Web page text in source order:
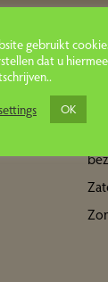
gebruikt
dat u
OK